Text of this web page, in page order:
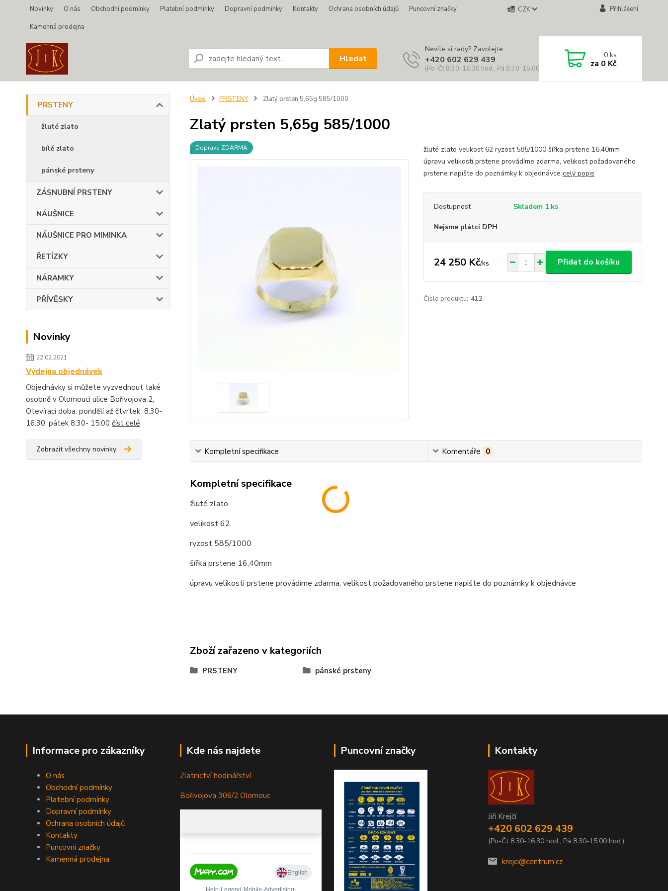
Novinky O nás Obchodní podmínky Platební podmínky Dopravní podmínky Kontakty Ochrana osobních údajů
Puncovní značky
Kamenná prodejna
CZK Přihlášení
Hledat
Nevíte si rady? Zavolejte.
+420 602 629 439
(Po-Čt 8:30-16:30 hod., Pá 8:30-15:00 hod.)
0ks
za 0 Kč
PRSTENY
žluté zlato
bílé zlato
pánské prsteny
ZÁSNUBNÍ PRSTENY
NÁUŠNICE
NÁUŠNICE PRO MIMINKA
ŘETÍZKY
NÁRAMKY
PŘÍVĚSKY
Novinky
22.02.2021
Výdejna objednávek
Objednávky si můžete vyzvednout také
osobně v Olomouci ulice Bořivojova 2,
Otevírací doba: pondělí až čtvrtek 8:30-
16:30, pátek 8:30- 15:00 číst celé
Zobrazit všechny novinky
Úvod PRSTENY Zlatý prsten 5,65g 585/1000
Zlatý prsten 5,65g 585/1000
Doprava ZDARMA
žluté zlato velikost 62 ryzost 585/1000 šířka prstene 16,40mm
úpravu velikosti prstene provádíme zdarma, velikost požadovaného
prstene napište do poznámky k objednávce celý popis
Dostupnost Skladem 1 ks
Nejsme plátci DPH
24 250 Kč/ks Přidat do košíku
Číslo produktu: 412
Kompletní specifikace Komentáře 0
Kompletní specifikace
žluté zlato
velikost 62
ryzost 585/1000
šířka prstene 16,40mm
úpravu velikosti prstene provádíme zdarma, velikost požadovaného prstene napište do poznámky k objednávce
Zboží zařazeno v kategoriích
PRSTENY pánské prsteny
Informace pro zákazníky
O nás
Obchodní podmínky
Platební podmínky
Dopravní podmínky
Ochrana osobních údajů
Kontakty
Puncovní značky
Kamenná prodejna
Kde nás najdete
Zlatnictví hodinářství
Bořivojova 306/2 Olomouc
Puncovní značky Kontakty
Jiří Krejčí
+420 602 629 439
(Po-Čt 8:30-16:30 hod., Pá 8:30-15:00 hod.)
krejci@centrum.cz